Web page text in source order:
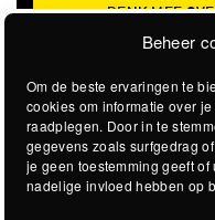
Beheer
Om de beste ervaringen te
cookies om informatie over
raadplegen. Door in te
gegevens zoals surfgedrag
je geen toestemming geeft
nadelige invloed hebben op
DENK MEE